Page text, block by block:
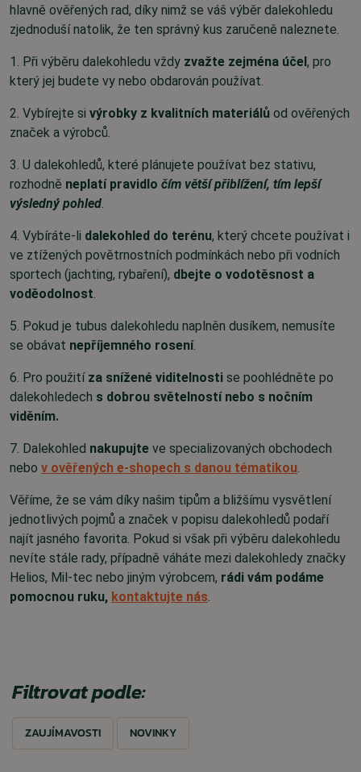
hlavně ověřených rad, díky nimž se váš výběr dalekohledu
zjednoduší natolik, že ten správný kus zaručeně naleznete.
1. Při výběru dalekohledu vždy zvažte zejména účel, pro
který jej budete vy nebo obdarován používat.
2. Vybírejte si výrobky z kvalitních materiálů od ověřených
značek a výrobců.
3. U dalekohledů, které plánujete používat bez stativu,
rozhodně neplatí pravidlo čím větší přiblížení, tím lepší
výsledný pohled.
4. Vybíráte-li dalekohled do terénu, který chcete používat i
ve ztížených povětrnostních podmínkách nebo při vodních
sportech (jachting, rybaření), dbejte o vodotěsnost a
voděodolnost.
5. Pokud je tubus dalekohledu naplněn dusíkem, nemusíte
se obávat nepříjemného rosení.
6. Pro použití za snížené viditelnosti se poohlédněte po
dalekohledech s dobrou světelností nebo s nočním
viděním.
7. Dalekohled nakupujte ve specializovaných obchodech
nebo v ověřených e-shopech s danou tématikou.
Věříme, že se vám díky našim tipům a bližšímu vysvětlení
jednotlivých pojmů a značek v popisu dalekohledů podaří
najít jasného favorita. Pokud si však při výběru dalekohledu
nevíte stále rady, případně váháte mezi dalekohledy značky
Helios, Mil-tec nebo jiným výrobcem, rádi vám podáme
pomocnou ruku, kontaktujte nás.
Filtrovat podle:
ZAUJÍMAVOSTI NOVINKY